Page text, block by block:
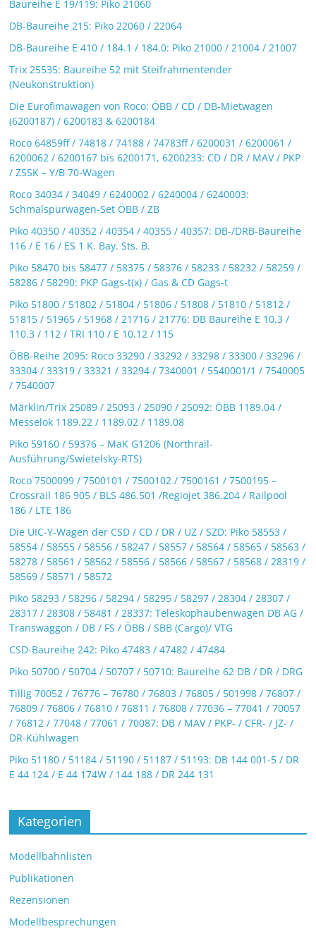
Baureihe E 19/119: Piko 21060
DB-Baureihe 215: Piko 22060 / 22064
DB-Baureihe E 410 / 184.1 / 184.0: Piko 21000 / 21004 / 21007
Trix 25535: Baureihe 52 mit Steifrahmentender
(Neukonstruktion)
Die Eurofimawagen von Roco: ÖBB / CD / DB-Mietwagen
(6200187) / 6200183 & 6200184
Roco 64859ff / 74818 / 74188 / 74783ff / 6200031 / 6200061 /
6200062 / 6200167 bis 6200171, 6200233: CD / DR / MAV / PKP
/ ZSSK – Y/B 70-Wagen
Roco 34034 / 34049 / 6240002 / 6240004 / 6240003:
Schmalspurwagen-Set ÖBB / ZB
Piko 40350 / 40352 / 40354 / 40355 / 40357: DB-/DRB-Baureihe
116 / E 16 / ES 1 K. Bay. Sts. B.
Piko 58470 bis 58477 / 58375 / 58376 / 58233 / 58232 / 58259 /
58286 / 58290: PKP Gags-t(x) / Gas & CD Gags-t
Piko 51800 / 51802 / 51804 / 51806 / 51808 / 51810 / 51812 /
51815 / 51965 / 51968 / 21716 / 21776: DB Baureihe E 10.3 /
110.3 / 112 / TRI 110 / E 10.12 / 115
ÖBB-Reihe 2095: Roco 33290 / 33292 / 33298 / 33300 / 33296 /
33304 / 33319 / 33321 / 33294 / 7340001 / 5540001/1 / 7540005
/ 7540007
Märklin/Trix 25089 / 25093 / 25090 / 25092: ÖBB 1189.04 /
Messelok 1189.22 / 1189.02 / 1189.08
Piko 59160 / 59376 – MaK G1206 (Northrail-
Ausführung/Swietelsky-RTS)
Roco 7500099 / 7500101 / 7500102 / 7500161 / 7500195 –
Crossrail 186 905 / BLS 486.501 /Regiojet 386.204 / Railpool
186 / LTE 186
Die UIC-Y-Wagen der CSD / CD / DR / UZ / SZD: Piko 58553 /
58554 / 58555 / 58556 / 58247 / 58557 / 58564 / 58565 / 58563 /
58278 / 58561 / 58562 / 58556 / 58566 / 58567 / 58568 / 28319 /
58569 / 58571 / 58572
Piko 58293 / 58296 / 58294 / 58295 / 58297 / 28304 / 28307 /
28317 / 28308 / 58481 / 28337: Teleskophaubenwagen DB AG /
Transwaggon / DB / FS / ÖBB / SBB (Cargo)/ VTG
CSD-Baureihe 242: Piko 47483 / 47482 / 47484
Piko 50700 / 50704 / 50707 / 50710: Baureihe 62 DB / DR / DRG
Tillig 70052 / 76776 – 76780 / 76803 / 76805 / 501998 / 76807 /
76809 / 76806 / 76810 / 76811 / 76808 / 77036 – 77041 / 70057
/ 76812 / 77048 / 77061 / 70087: DB / MAV / PKP- / CFR- / JZ- /
DR-Kühlwagen
Piko 51180 / 51184 / 51190 / 51187 / 51193: DB 144 001-5 / DR
E 44 124 / E 44 174W / 144 188 / DR 244 131
Kategorien
Modellbahnlisten
Publikationen
Rezensionen
Modellbesprechungen